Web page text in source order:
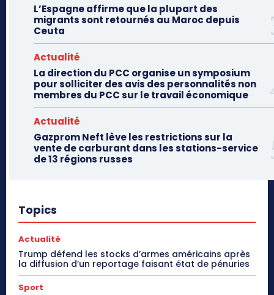
L’Espagne affirme que la plupart des
migrants sont retournés au Maroc depuis
Ceuta
Actualité
La direction du PCC organise un symposium
pour solliciter des avis des personnalités non
membres du PCC sur le travail économique
Actualité
Gazprom Neft lève les restrictions sur la
vente de carburant dans les stations-service
de 13 régions russes
Topics
Actualité
Trump défend les stocks d’armes américains après
la diffusion d’un reportage faisant état de pénuries
Sport